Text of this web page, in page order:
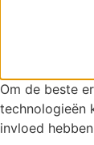
Om de beste
technologieën
invloed